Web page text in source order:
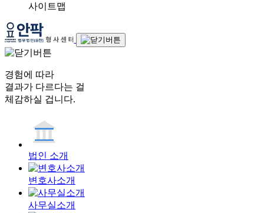
사이트맵
경험에 따라
결과가 다르다는 걸
체감하실 겁니다.
법인 소개
변호사소개
사무실소개